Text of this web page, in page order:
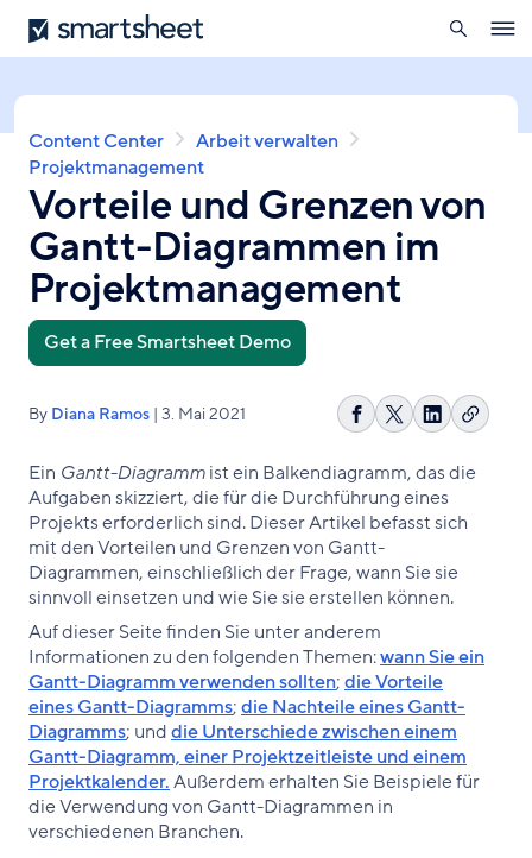
Direkt
zum
Smartsheet
öffnen
Pfadnavigation
Content Center
Arbeit verwalten
Projektmanagement
Vorteile und Grenzen von
Gantt-Diagrammen im
Projektmanagement
Get a Free Smartsheet Demo
By Diana Ramos | 3. Mai 2021
Auf
teilen
Share
X
Auf
teilen
Link
Ein Gantt-Diagrammist ein Balkendiagramm, das die
Aufgaben skizziert, die für die Durchführung eines
Projekts erforderlich sind. Dieser Artikel befasst sich
mit den Vorteilen und Grenzen von Gantt-
Diagrammen, einschließlich der Frage, wann Sie sie
sinnvoll einsetzen und wie Sie sie erstellen können.
Auf dieser Seite finden Sie unter anderem
Informationen zu den folgenden Themen:wann Sie ein
Gantt-Diagramm verwenden sollten;die Vorteile
eines Gantt-Diagramms;die Nachteile eines Gantt-
Diagramms; unddie Unterschiede zwischen einem
Gantt-Diagramm, einer Projektzeitleiste und einem
Projektkalender.Außerdem erhalten Sie Beispiele für
die Verwendung von Gantt-Diagrammen in
verschiedenen Branchen.